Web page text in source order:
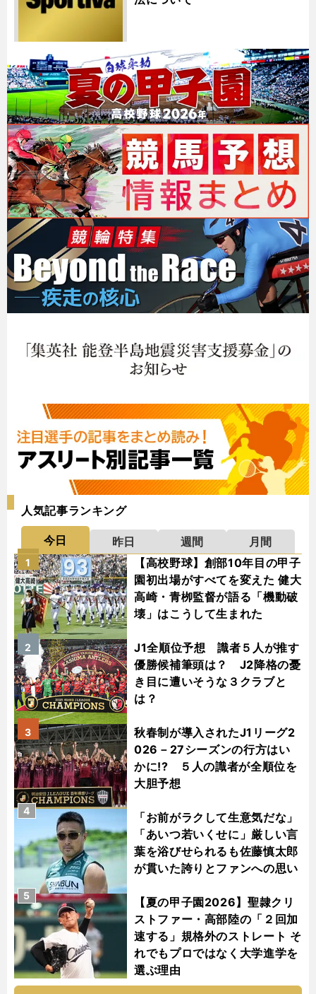
人気記事ランキング
今日 昨日 週間
月間
【高校野球】創部10年目の甲子
園初出場がすべてを変えた 健大
高崎・青栁監督が語る「機動破
壊」はこうして生まれた
1
J1全順位予想 識者５人が推す
優勝候補筆頭は？ J2降格の憂
き目に遭いそうな３クラブと
は？
2
秋春制が導入されたJ1リーグ2
026－27シーズンの行方はい
かに!? ５人の識者が全順位を
大胆予想
3
「お前がラクして生意気だな」
「あいつ若いくせに」厳しい言
葉を浴びせられるも佐藤慎太郎
が貫いた誇りとファンへの思い
4
【夏の甲子園2026】聖隷クリ
ストファー・高部陸の「２回加
速する」規格外のストレート そ
れでもプロではなく大学進学を
選ぶ理由
5